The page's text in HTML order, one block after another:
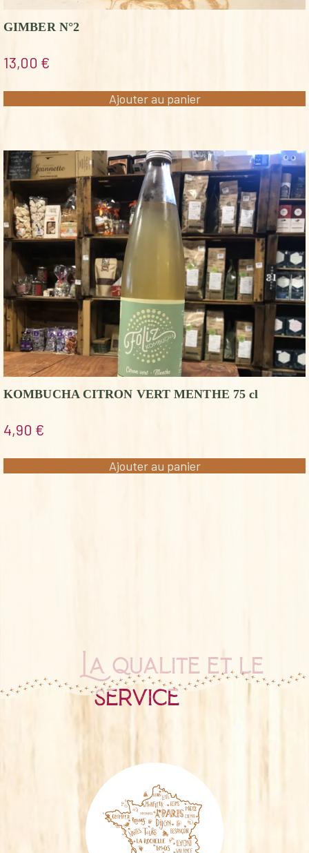
GIMBER N°2
13,00 €
Ajouter au panier
KOMBUCHA CITRON VERT MENTHE 75 cl
4,90 €
Ajouter au panier
La qualité et le
service